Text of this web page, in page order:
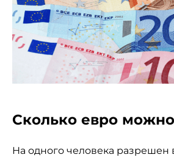
Сколько евро можно
На одного человека разрешен